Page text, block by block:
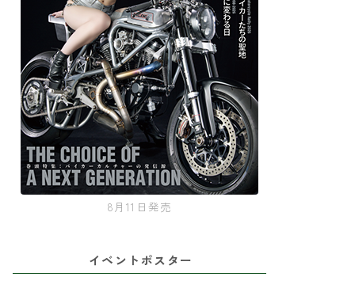
8月11日発売
イベントポスター